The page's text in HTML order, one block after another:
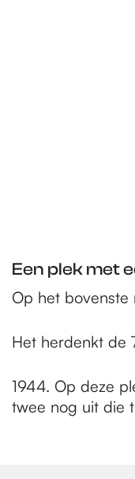
Een plek met
Op het bovenste
Het herdenkt de
1944. Op deze
twee nog uit die